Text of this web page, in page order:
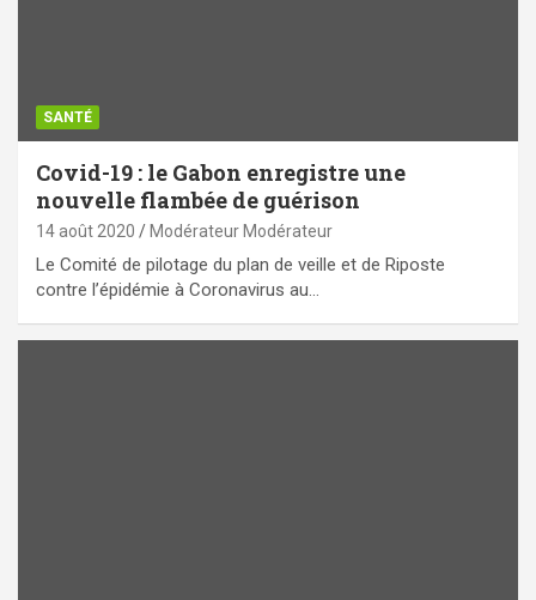
SANTÉ
Covid-19 : le Gabon enregistre une
nouvelle flambée de guérison
14 août 2020 Modérateur Modérateur
Le Comité de pilotage du plan de veille et de Riposte
contre l’épidémie à Coronavirus au…